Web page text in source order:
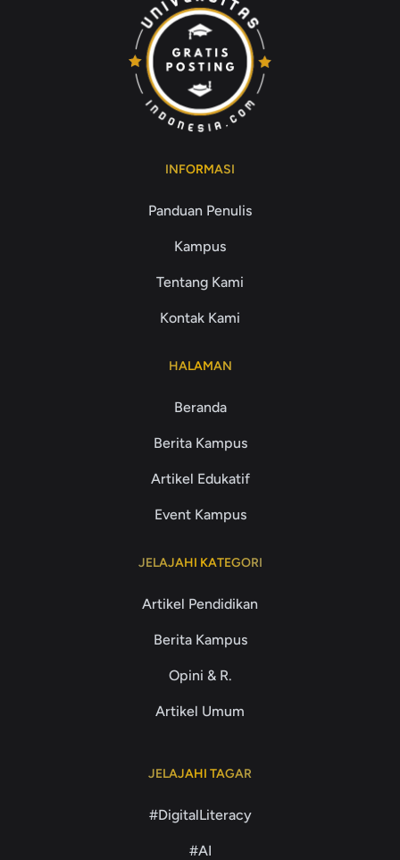
INFORMASI
Panduan Penulis
Kampus
Tentang Kami
Kontak Kami
HALAMAN
Beranda
Berita Kampus
Artikel Edukatif
Event Kampus
JELAJAHI KATEGORI
Artikel Pendidikan
Berita Kampus
Opini & R.
Artikel Umum
JELAJAHI TAGAR
#DigitalLiteracy
#AI